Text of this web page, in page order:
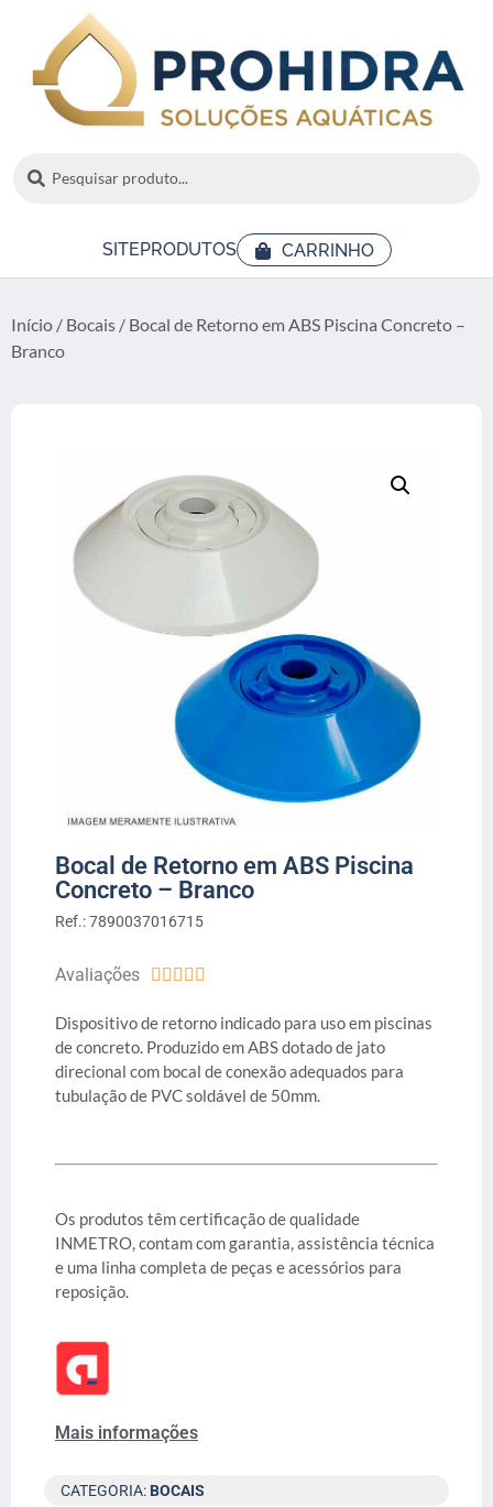
SITEPRODUTOS CARRINHO
Início / Bocais / Bocal de Retorno em ABS Piscina Concreto –
Branco
Bocal de Retorno em ABS Piscina
Concreto – Branco
Ref.: 7890037016715
Avaliações     
Dispositivo de retorno indicado para uso em piscinas
de concreto. Produzido em ABS dotado de jato
direcional com bocal de conexão adequados para
tubulação de PVC soldável de 50mm.
Os produtos têm certificação de qualidade
INMETRO, contam com garantia, assistência técnica
e uma linha completa de peças e acessórios para
reposição.
Mais informações
CATEGORIA: BOCAIS